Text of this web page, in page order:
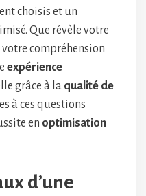
choisis et un
Que révèle votre
votre compréhension
expérience
grâce à la qualité de
à ces questions
en optimisation
d’une